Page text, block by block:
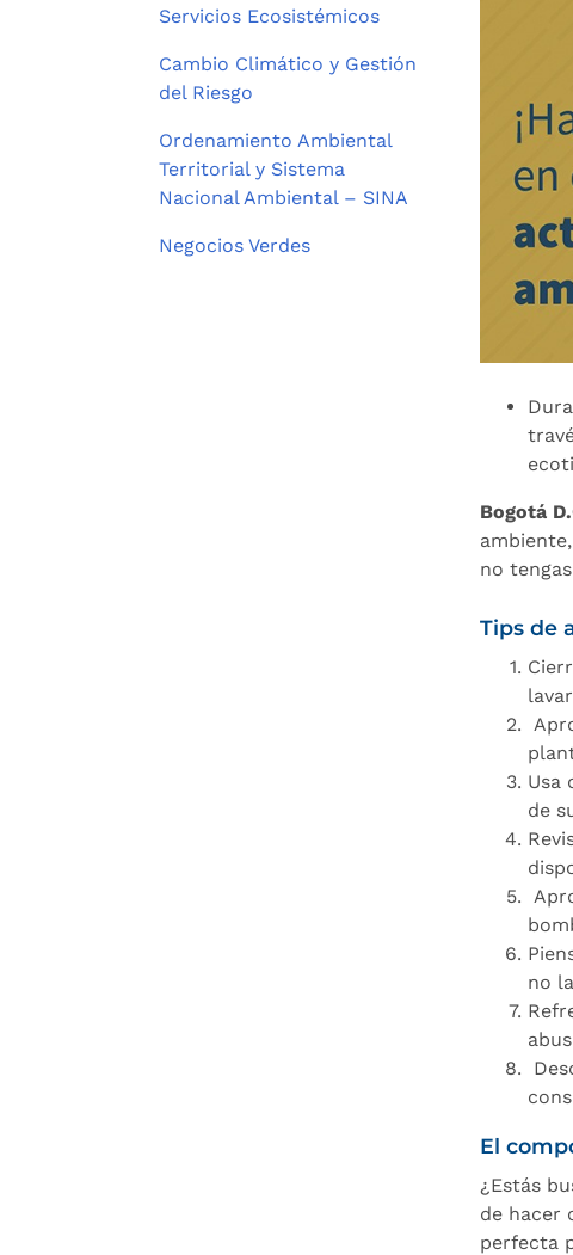
Servicios Ecosistémicos
Cambio Climático y Gestión
del Riesgo
Ordenamiento Ambiental
Territorial y Sistema
Nacional Ambiental – SINA
Negocios Verdes
Bogotá
no
Tips de
Usa
de
no
El
¿Estás
de hacer
perfecta